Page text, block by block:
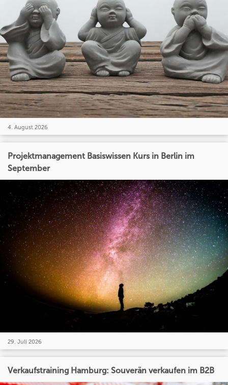
4. August 2026
Projektmanagement Basiswissen Kurs in Berlin im
September
29. Juli 2026
Verkaufstraining Hamburg: Souverän verkaufen im B2B